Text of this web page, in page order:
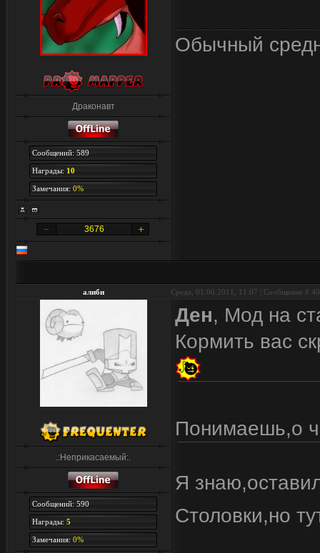
Драконавт
Сообщений: 589
Награды: 10
Замечания: 0%
3676
Обычный
алиби Среда, 01.06.2011, 11:07 | Сообщение # 40
.:Неприкасаемый:.
Сообщений: 590
Награды: 5
Замечания: 0%
Ден, Мод на
Кормить вас
Понимаешь,о
Я
Столовки,но